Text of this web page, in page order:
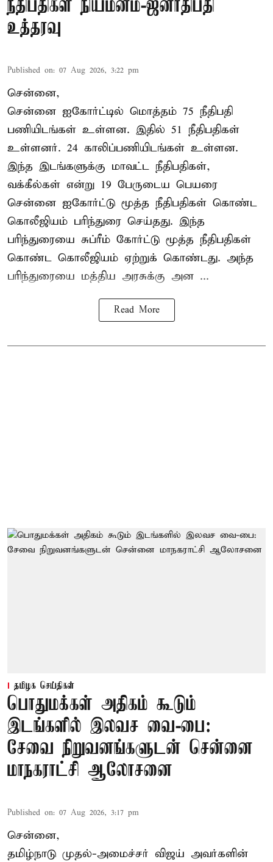
நீதிபதிகள் நியமனம்-ஜனாதிபதி
உத்தரவு
Published on: 07 Aug 2026, 3:22 pm
சென்னை,
சென்னை ஐகோர்ட்டில் மொத்தம் 75 நீதிபதி
பணியிடங்கள் உள்ளன. இதில் 51 நீதிபதிகள்
உள்ளனர். 24 காலிப்பணியிடங்கள் உள்ளன.
இந்த இடங்களுக்கு மாவட்ட நீதிபதிகள்,
வக்கீல்கள் என்று 19 பேருடைய பெயரை
சென்னை ஐகோர்ட்டு மூத்த நீதிபதிகள் கொண்ட
கொலீஜியம் பரிந்துரை செய்தது. இந்த
பரிந்துரையை சுப்ரீம் கோர்ட்டு மூத்த நீதிபதிகள்
கொண்ட கொலீஜியம் ஏற்றுக் கொண்டது. அந்த
பரிந்துரையை மத்திய அரசுக்கு அன ...
Read More
தமிழக செய்திகள்
பொதுமக்கள் அதிகம் கூடும்
இடங்களில் இலவச வை-பை:
சேவை நிறுவனங்களுடன் சென்னை
மாநகராட்சி ஆலோசனை
Published on: 07 Aug 2026, 3:17 pm
சென்னை,
தமிழ்நாடு முதல்-அமைச்சர் விஜய் அவர்களின்